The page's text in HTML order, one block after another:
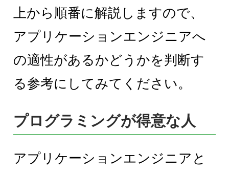
上から順番に解説しますので、
アプリケーションエンジニアへ
の適性があるかどうかを判断す
る参考にしてみてください。
プログラミングが得意な人
アプリケーションエンジニアと